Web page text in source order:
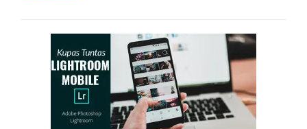
Sederhana:
Memadukan
Foto
Light
Trail
Dengan